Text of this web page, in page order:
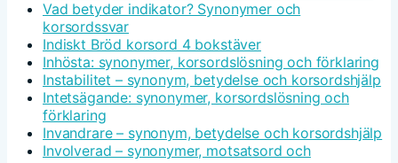
Vad betyder indikator? Synonymer och
korsordssvar
Indiskt Bröd korsord 4 bokstäver
Inhösta: synonymer, korsordslösning och förklaring
Instabilitet – synonym, betydelse och korsordshjälp
Intetsägande: synonymer, korsordslösning och
förklaring
Invandrare – synonym, betydelse och korsordshjälp
Involverad – synonymer, motsatsord och